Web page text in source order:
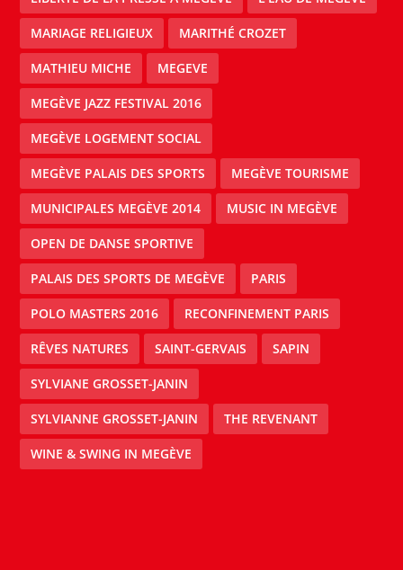
MARIAGE RELIGIEUX MARITHÉ CROZET
MATHIEU MICHE MEGEVE
MEGÈVE JAZZ FESTIVAL 2016
MEGÈVE LOGEMENT SOCIAL
MEGÈVE PALAIS DES SPORTS MEGÈVE TOURISME
MUNICIPALES MEGÈVE 2014 MUSIC IN MEGÈVE
OPEN DE DANSE SPORTIVE
PALAIS DES SPORTS DE MEGÈVE PARIS
POLO MASTERS 2016 RECONFINEMENT PARIS
RÊVES NATURES SAINT-GERVAIS SAPIN
SYLVIANE GROSSET-JANIN
SYLVIANNE GROSSET-JANIN THE REVENANT
WINE & SWING IN MEGÈVE